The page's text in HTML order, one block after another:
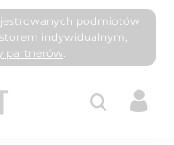
podmiotów
indywidualnym,
partnerów.